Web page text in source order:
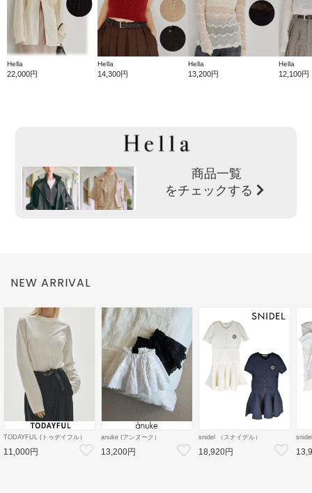
Hella
22,000円
Hella
14,300円
Hella
13,200円
Hella
12,100円
商品一覧
をチェックする
NEW ARRIVAL
TODAYFUL (トゥデイフル）
Cotton Useful Long T-shirts 26
秋冬【12620605】Tシャツ
11,000円
anuke (アンヌーク）
【62620803】フレアスカート
26秋受注会
13,200円
snidel （スナイデル）
ケーブルニットミニセットアッ
プ 26秋冬【SWNO264154】フ
レアワンピース
18,920円
26秋
ク